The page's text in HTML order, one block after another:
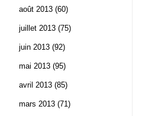
août 2013 (60)
juillet 2013 (75)
juin 2013 (92)
mai 2013 (95)
avril 2013 (85)
mars 2013 (71)